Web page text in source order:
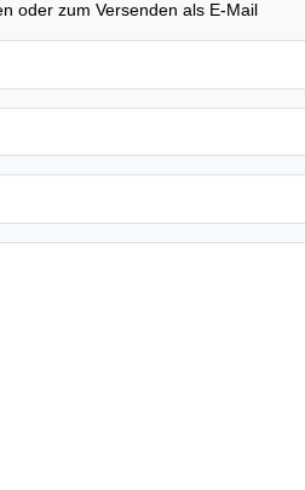
oder zum Versenden als E-Mail